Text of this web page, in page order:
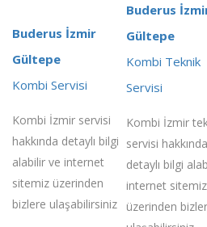
Buderus İzmir
Gültepe
Kombi Servisi
Kombi İzmir servisi
hakkında detaylı bilgi
alabilir ve internet
sitemiz üzerinden
bizlere ulaşabilirsiniz
Buderus
Gültepe
Kombi Teknik
Servisi
Kombi İzmir
servisi hakkında
detaylı bilgi
internet sitemiz
üzerinden